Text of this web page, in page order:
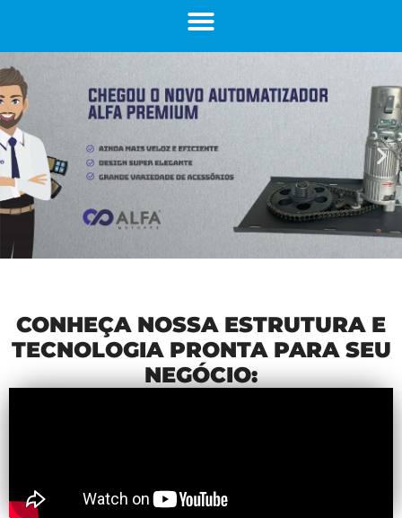
CONHEÇA NOSSA ESTRUTURA E
TECNOLOGIA PRONTA PARA SEU
NEGÓCIO: